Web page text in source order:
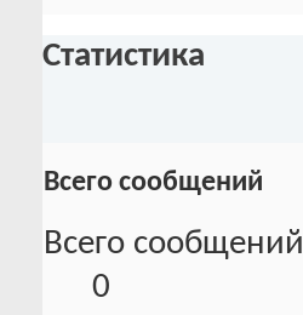
Статистика
Всего сообщений
Всего сообщений
0